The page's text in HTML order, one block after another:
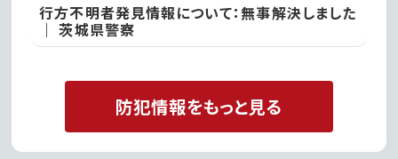
行方不明者発見情報について：無事解決しました
｜ 茨城県警察
防犯情報をもっと見る